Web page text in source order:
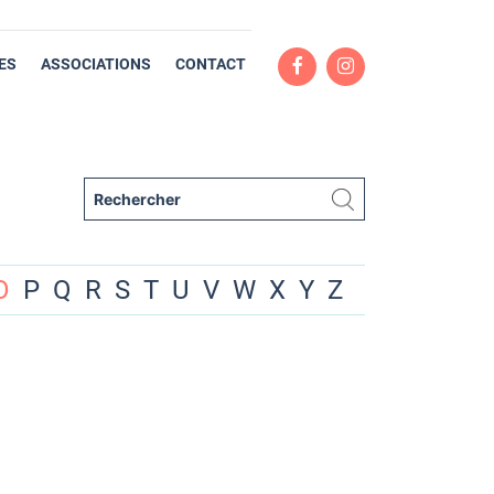
ASSOCIATIONS CONTACT
P Q R S T U V W X Y Z